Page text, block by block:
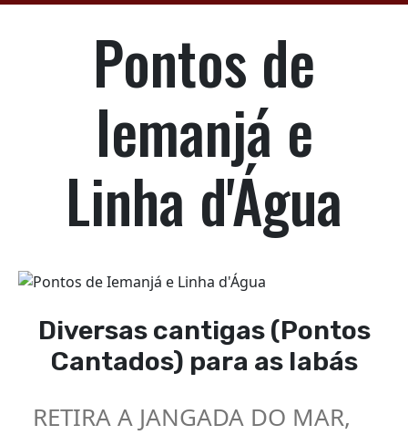
Pontos de
Iemanjá e
Linha d'Água
Diversas cantigas (Pontos
Cantados) para as Iabás
RETIRA A JANGADA DO MAR,